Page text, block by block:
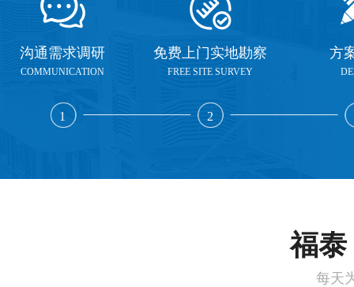
沟通需求调研
COMMUNICATION
1
免费上门实地勘察
FREE SITE SURVEY
2
方
福泰
每天